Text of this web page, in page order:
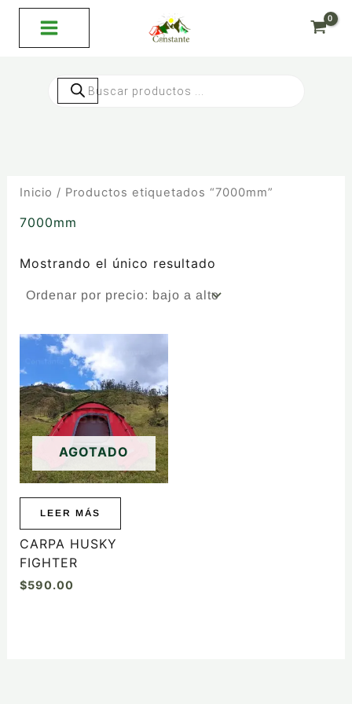
contenido
Búsqueda
productos
Inicio / Productos etiquetados “7000mm”
7000mm
Mostrando el único resultado
AGOTADO
LEER MÁS
CARPA HUSKY
FIGHTER
$590.00